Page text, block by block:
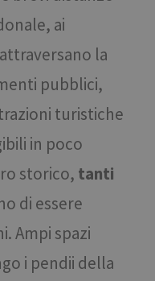
ai
la
pubblici,
turistiche
in poco
storico, tanti
di essere
Ampi spazi
i pendii della